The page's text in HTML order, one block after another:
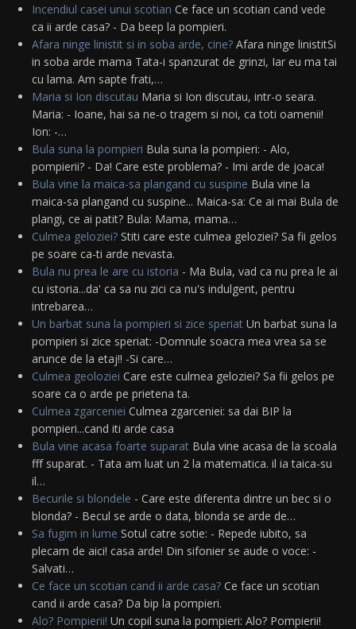
Incendiul casei unui scotian Ce face un scotian cand vede
ca ii arde casa? - Da beep la pompieri.
Afara ninge linistit si in soba arde, cine? Afara ninge linistitSi
in soba arde mama Tata-i spanzurat de grinzi, Iar eu ma tai
cu lama. Am sapte frati,…
Maria si Ion discutau Maria si Ion discutau, intr-o seara.
Maria: - Ioane, hai sa ne-o tragem si noi, ca toti oamenii!
Ion: -…
Bula suna la pompieri Bula suna la pompieri: - Alo,
pompierii? - Da! Care este problema? - Imi arde de joaca!
Bula vine la maica-sa plangand cu suspine Bula vine la
maica-sa plangand cu suspine... Maica-sa: Ce ai mai Bula de
plangi, ce ai patit? Bula: Mama, mama…
Culmea geloziei? Stiti care este culmea geloziei? Sa fii gelos
pe soare ca-ti arde nevasta.
Bula nu prea le are cu istoria - Ma Bula, vad ca nu prea le ai
cu istoria...da' ca sa nu zici ca nu's indulgent, pentru
intrebarea…
Un barbat suna la pompieri si zice speriat Un barbat suna la
pompieri si zice speriat: -Domnule soacra mea vrea sa se
arunce de la etaj!! -Si care…
Culmea geoloziei Care este culmea geloziei? Sa fii gelos pe
soare ca o arde pe prietena ta.
Culmea zgarceniei Culmea zgarceniei: sa dai BIP la
pompieri...cand iti arde casa
Bula vine acasa foarte suparat Bula vine acasa de la scoala
fff suparat. - Tata am luat un 2 la matematica. il ia taica-su
il…
Becurile si blondele - Care este diferenta dintre un bec si o
blonda? - Becul se arde o data, blonda se arde de…
Sa fugim in lume Sotul catre sotie: - Repede iubito, sa
plecam de aici! casa arde! Din sifonier se aude o voce: -
Salvati…
Ce face un scotian cand ii arde casa? Ce face un scotian
cand ii arde casa? Da bip la pompieri.
Alo? Pompierii! Un copil suna la pompieri: Alo? Pompierii!